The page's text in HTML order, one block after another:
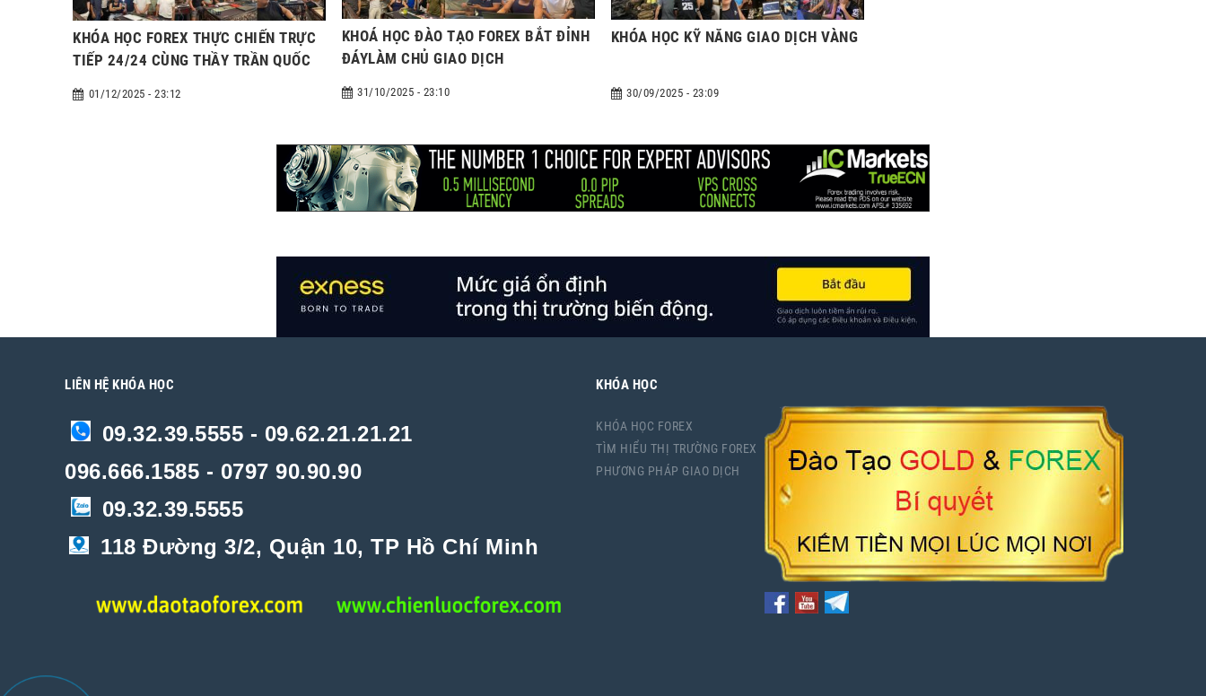
KHÓA HỌC FOREX THỰC CHIẾN TRỰC
TIẾP 24/24 CÙNG THẦY TRẦN QUỐC
01/12/2025 - 23:12
KHOÁ HỌC ĐÀO TẠO FOREX BẮT ĐỈNH
ĐÁYLÀM CHỦ GIAO DỊCH
31/10/2025 - 23:10
KHÓA HỌC KỸ NĂNG GIAO DỊCH VÀNG
30/09/2025 - 23:09
LIÊN HỆ KHÓA HỌC
09.32.39.5555 - 09.62.21.21.21
096.666.1585 - 0797 90.90.90
09.32.39.5555
118 Đường 3/2, Quận 10, TP Hồ Chí Minh
KHÓA HỌC
KHÓA HỌC FOREX
TÌM HIỂU THỊ TRƯỜNG FOREX
PHƯƠNG PHÁP GIAO DỊCH